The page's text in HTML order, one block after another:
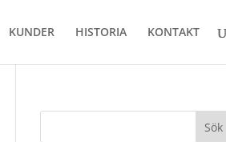
KUNDER HISTORIA KONTAKT